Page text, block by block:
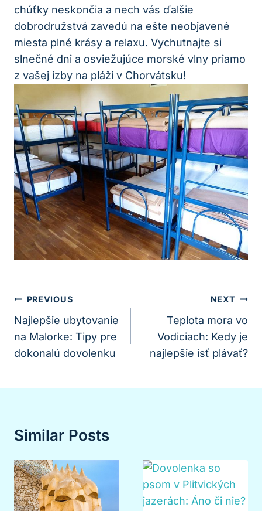
chúťky neskončia a nech vás ďalšie
dobrodružstvá zavedú na ešte neobjavené
miesta plné krásy a relaxu. Vychutnajte si
slnečné dni a osviežujúce morské vlny priamo
z vašej izby na pláži v Chorvátsku!
Navigácia
V
Článku
PREVIOUS
Najlepšie ubytovanie
na Malorke: Tipy pre
dokonalú dovolenku
NEXT
Teplota mora vo
Vodiciach: Kedy je
najlepšie ísť plávať?
Similar Posts